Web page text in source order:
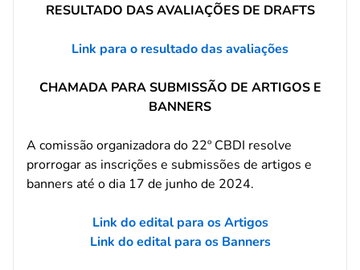
RESULTADO DAS AVALIAÇÕES DE DRAFTS
Link para o resultado das avaliações
CHAMADA PARA SUBMISSÃO DE ARTIGOS E
BANNERS
A comissão organizadora do 22º CBDI resolve
prorrogar as inscrições e submissões de artigos e
banners até o dia 17 de junho de 2024.
Link do edital para os Artigos
Link do edital para os Banners